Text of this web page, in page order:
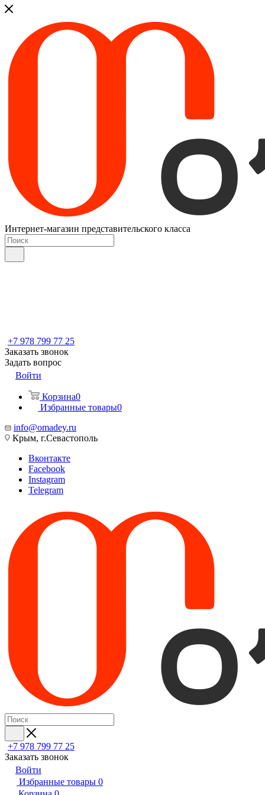
Интернет-магазин представительского класса
+7 978 799 77 25
Заказать звонок
Задать вопрос
Войти
Корзина0
Избранные товары0
info@omadey.ru
Крым, г.Севастополь
Вконтакте
Facebook
Instagram
Telegram
+7 978 799 77 25
Заказать звонок
Войти
Избранные товары 0